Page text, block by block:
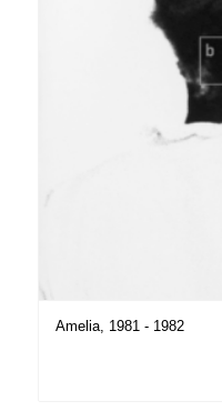
Amelia, 1981 - 1982